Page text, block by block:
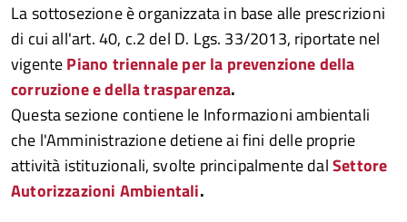
network
Facebook
su
Twitter
Condividi
su
Facebook
Condividi
su
Whatsapp
La sottosezione è organizzata in base alle prescrizioni
di cui all'art. 40, c.2 del D. Lgs. 33/2013, riportate nel
vigentePiano triennale per la prevenzione della
corruzione e della trasparenza.
Questa sezione contiene le Informazioni ambientali
che l'Amministrazione detiene ai fini delle proprie
attività istituzionali, svolte principalmente dalSettore
Autorizzazioni Ambientali.